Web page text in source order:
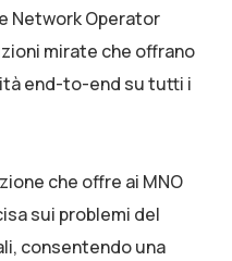
Network Operator
mirate che offrano
end-to-end su tutti i
che offre ai MNO
sui problemi del
consentendo una